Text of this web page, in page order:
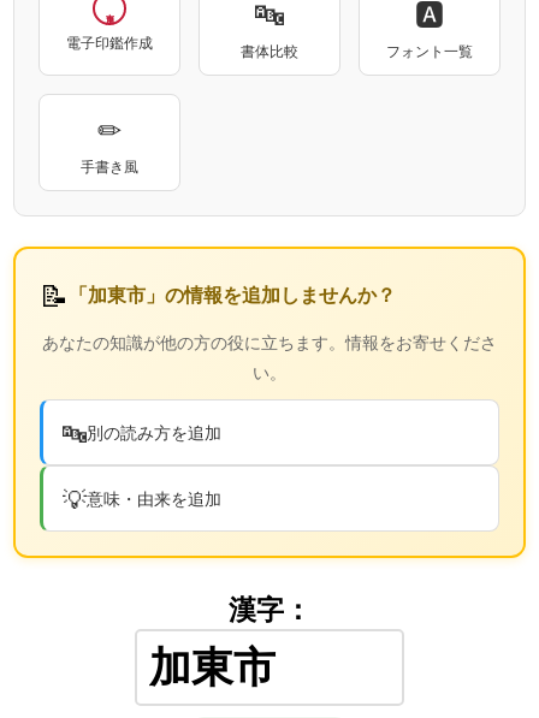
電子印鑑作成
🔤
書体比較
🅰
フォント一覧
✏
手書き風
📝 「加東市」の情報を追加しませんか？
あなたの知識が他の方の役に立ちます。情報をお寄せくださ
い。
🔤別の読み方を追加
💡意味・由来を追加
漢字：